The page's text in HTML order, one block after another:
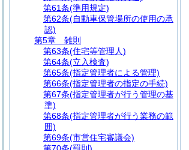
第61条(準用規定)
第62条(自動車保管場所の使用の承
認)
第5章
雑則
第63条(住宅等管理人)
第64条(立入検査)
第65条(指定管理者による管理)
第66条(指定管理者の指定の手続)
第67条(指定管理者が行う管理の基
準)
第68条(指定管理者が行う業務の範
囲)
第69条(市営住宅審議会)